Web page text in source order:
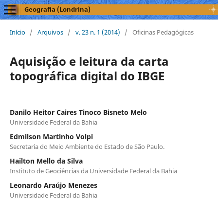
Geografia (Londrina)
Início / Arquivos / v. 23 n. 1 (2014) / Oficinas Pedagógicas
Aquisição e leitura da carta
topográfica digital do IBGE
Danilo Heitor Caires Tinoco Bisneto Melo
Universidade Federal da Bahia
Edmilson Martinho Volpi
Secretaria do Meio Ambiente do Estado de São Paulo.
Hailton Mello da Silva
Instituto de Geociências da Universidade Federal da Bahia
Leonardo Araújo Menezes
Universidade Federal da Bahia